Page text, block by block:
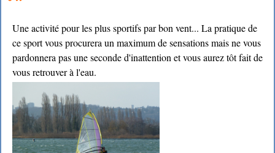
Une activité pour les plus sportifs par bon vent... La pratique de
ce sport vous procurera un maximum de sensations mais ne vous
pardonnera pas une seconde d'inattention et vous aurez tôt fait de
vous retrouver à l'eau.